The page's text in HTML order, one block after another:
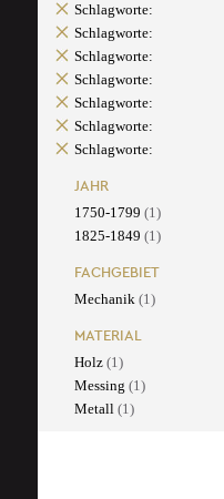
Schlagworte:
Schlagworte:
Schlagworte:
Schlagworte:
Schlagworte:
Schlagworte:
Schlagworte:
JAHR
1750-1799 (1)
1825-1849 (1)
FACHGEBIET
Mechanik (1)
MATERIAL
Holz (1)
Messing (1)
Metall (1)